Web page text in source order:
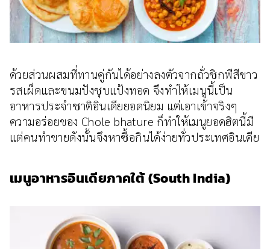
ด้วยส่วนผสมที่ทานคู่กันได้อย่างลงตัวจากถั่วชิกพีสีขาว
รสเผ็ดและขนมปังชุบแป้งทอด จึงทำให้เมนูนี้เป็น
อาหารประจำชาติอินเดียยอดนิยม แต่เอาเข้าจริงๆ
ความอร่อยของ Chole bhature ก็ทำให้เมนูยอดฮิตนี้มี
แต่คนทำขายดังนั้นจึงหาซื้อกินได้ง่ายทั่วประเทศอินเดีย
เมนูอาหารอินเดียภาคใต้ (South India)